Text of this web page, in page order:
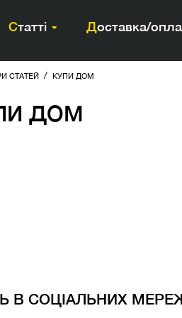
Статті Доставка/
СТАТЕЙ / КУПИ ДОМ
ДОМ
В СОЦІАЛЬНИХ